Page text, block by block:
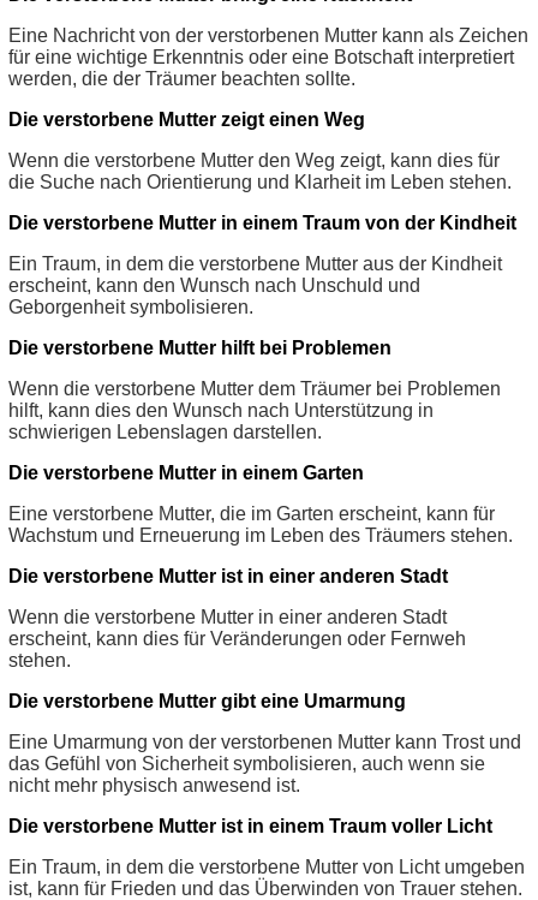
Eine Nachricht von der verstorbenen Mutter kann als Zeichen
für eine wichtige Erkenntnis oder eine Botschaft interpretiert
werden, die der Träumer beachten sollte.
Die verstorbene Mutter zeigt einen Weg
Wenn die verstorbene Mutter den Weg zeigt, kann dies für
die Suche nach Orientierung und Klarheit im Leben stehen.
Die verstorbene Mutter in einem Traum von der Kindheit
Ein Traum, in dem die verstorbene Mutter aus der Kindheit
erscheint, kann den Wunsch nach Unschuld und
Geborgenheit symbolisieren.
Die verstorbene Mutter hilft bei Problemen
Wenn die verstorbene Mutter dem Träumer bei Problemen
hilft, kann dies den Wunsch nach Unterstützung in
schwierigen Lebenslagen darstellen.
Die verstorbene Mutter in einem Garten
Eine verstorbene Mutter, die im Garten erscheint, kann für
Wachstum und Erneuerung im Leben des Träumers stehen.
Die verstorbene Mutter ist in einer anderen Stadt
Wenn die verstorbene Mutter in einer anderen Stadt
erscheint, kann dies für Veränderungen oder Fernweh
stehen.
Die verstorbene Mutter gibt eine Umarmung
Eine Umarmung von der verstorbenen Mutter kann Trost und
das Gefühl von Sicherheit symbolisieren, auch wenn sie
nicht mehr physisch anwesend ist.
Die verstorbene Mutter ist in einem Traum voller Licht
Ein Traum, in dem die verstorbene Mutter von Licht umgeben
ist, kann für Frieden und das Überwinden von Trauer stehen.